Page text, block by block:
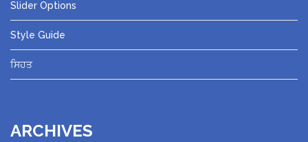
Slider Options
Style Guide
ਸਿਹਤ
ARCHIVES